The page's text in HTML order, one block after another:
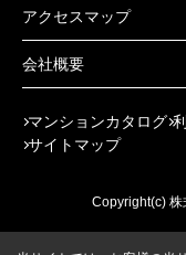
アクセスマップ
会社概要
マンションカタログ
サイトマップ
Copyright(c)